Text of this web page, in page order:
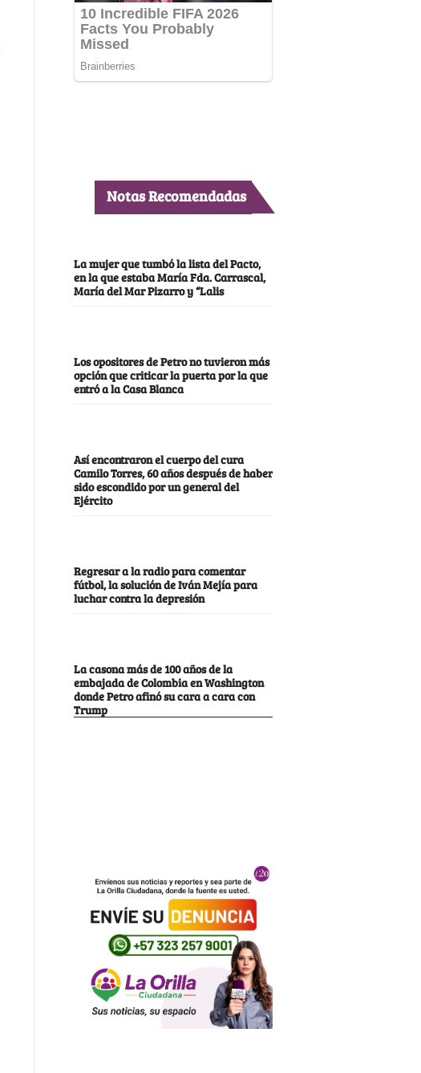
Notas Recomendadas
La mujer que tumbó la lista del Pacto,
en la que estaba María Fda. Carrascal,
María del Mar Pizarro y “Lalis
Los opositores de Petro no tuvieron más
opción que criticar la puerta por la que
entró a la Casa Blanca
Así encontraron el cuerpo del cura
Camilo Torres, 60 años después de haber
sido escondido por un general del
Ejército
Regresar a la radio para comentar
fútbol, la solución de Iván Mejía para
luchar contra la depresión
La casona más de 100 años de la
embajada de Colombia en Washington
donde Petro afinó su cara a cara con
Trump